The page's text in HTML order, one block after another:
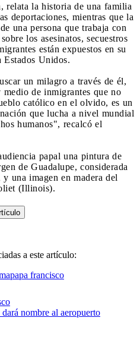
relata la historia de una familia
deportaciones, mientras que la
una persona que trabaja con
los asesinatos, secuestros
están expuestos en su
Unidos.
un milagro a través de él,
de inmigrantes que no
católico en el olvido, es un
que lucha a nivel mundial
humanos", recalcó el
papal una pintura de
de Guadalupe, considerada
una imagen en madera del
(Illinois).
a este artículo:
papa francisco
nombre al aeropuerto